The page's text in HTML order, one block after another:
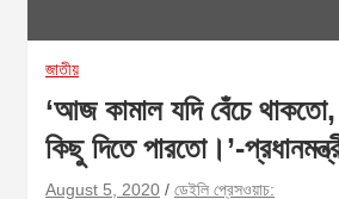
জাতীয়
‘আজ কামাল যদি বেঁচে
কিছু দিতে পারতো।’-
August 5, 2020 ডেইলি প্রেসওয়াচ: